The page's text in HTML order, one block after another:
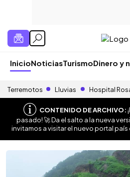
InicioNoticiasTurismoDinero y
Terremotos Lluvias Hospital
CONTENIDO DE ARCHIVO:
pasado! 🚀 Da el salto a la nueva
invitamos a visitar el nuevo portal